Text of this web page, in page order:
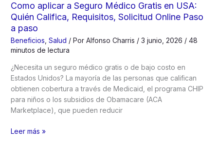
Unidos:
Precio
del
Formulario
I-
765,
Renovación,
Exenciones
y
Solicitud
Como aplicar a Seguro Médico Gratis en USA:
Quién Califica, Requisitos, Solicitud Online Paso
a paso
Beneficios Salud / Por Alfonso Charris / 3 junio, 2026 / 48
minutos de lectura
¿Necesita un seguro médico gratis o de bajo costo en
Estados Unidos? La mayoría de las personas que califican
obtienen cobertura a través de Medicaid, el programa CHIP
para niños o los subsidios de Obamacare (ACA
Marketplace), que pueden reducir
Como
Leer más »